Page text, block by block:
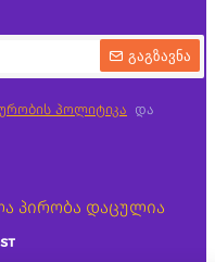
გაგზავნა
პოლიტიკა
და
პირობა დაცულია